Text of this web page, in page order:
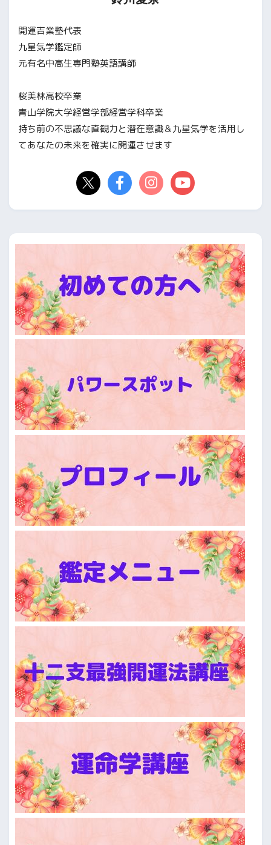
開運吉業塾代表
九星気学鑑定師
元有名中高生専門塾英語講師
桜美林高校卒業
青山学院大学経営学部経営学科卒業
持ち前の不思議な直観力と潜在意識＆九星気学を活用し
てあなたの未来を確実に開運させます